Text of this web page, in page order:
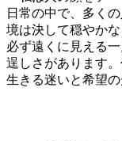
日常の中で、多く
境は決して穏やか
必ず遠くに見える
逞しさがあります
生きる迷いと希望